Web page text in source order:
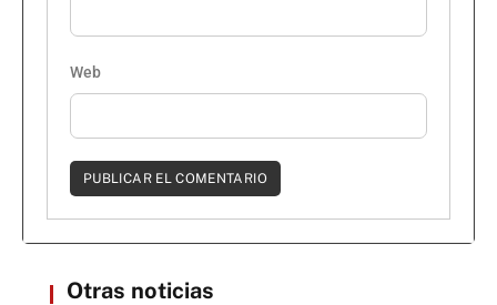
Web
Otras noticias